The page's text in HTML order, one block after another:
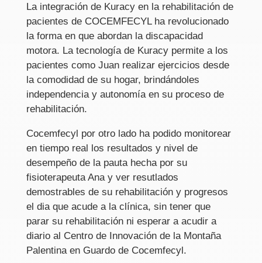
La integración de Kuracy en la rehabilitación de
pacientes de COCEMFECYL ha revolucionado
la forma en que abordan la discapacidad
motora. La tecnología de Kuracy permite a los
pacientes como Juan realizar ejercicios desde
la comodidad de su hogar, brindándoles
independencia y autonomía en su proceso de
rehabilitación.
Cocemfecyl por otro lado ha podido monitorear
en tiempo real los resultados y nivel de
desempeño de la pauta hecha por su
fisioterapeuta Ana y ver resutlados
demostrables de su rehabilitación y progresos
el dia que acude a la clínica, sin tener que
parar su rehabilitación ni esperar a acudir a
diario al Centro de Innovación de la Montaña
Palentina en Guardo de Cocemfecyl.